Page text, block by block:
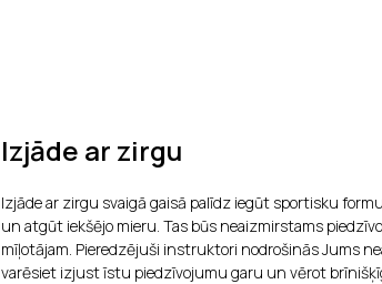
Izjāde ar zirgu
Izjāde ar zirgu svaigā gaisā palīdz iegūt sportisku
un atgūt iekšējo mieru. Tas būs neaizmirstams
mīļotājam. Pieredzējuši instruktori nodrošinās Jums
varēsiet izjust īstu piedzīvojumu garu un vērot